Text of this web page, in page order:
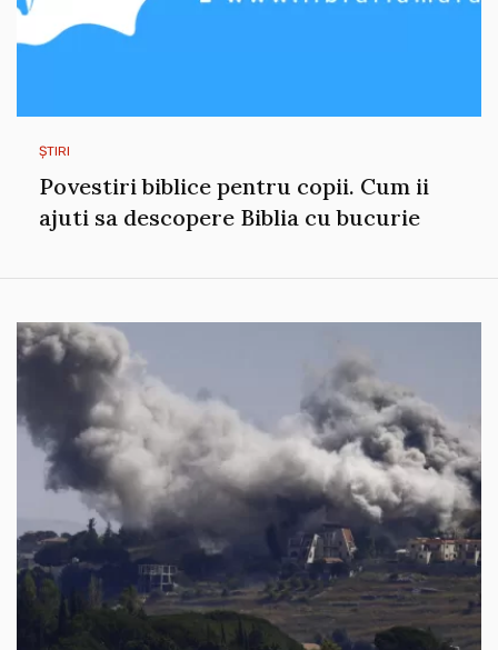
ȘTIRI
Povestiri biblice pentru copii. Cum ii
ajuti sa descopere Biblia cu bucurie